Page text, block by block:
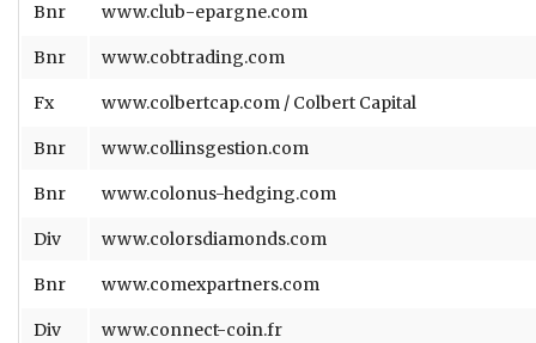
Bnr www.club-epargne.com
Bnr www.cobtrading.com
Fx www.colbertcap.com / Colbert Capital
Bnr www.collinsgestion.com
Bnr www.colonus-hedging.com
Div www.colorsdiamonds.com
Bnr www.comexpartners.com
Div www.connect-coin.fr